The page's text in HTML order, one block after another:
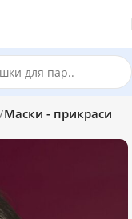
Маски - прикраси